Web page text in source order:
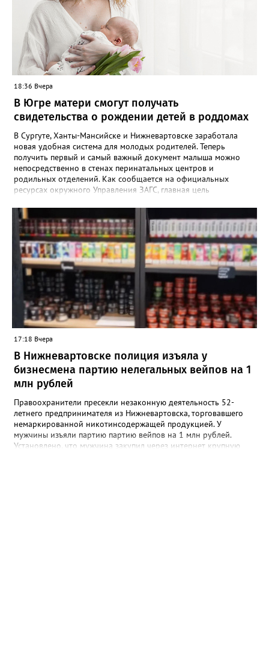
пропажи детей в ХМАО фиксировались в Нижневартовске и
Сургуте.
18:36 Вчера
В Югре матери смогут получать
свидетельства о рождении детей в роддомах
В Сургуте, Ханты-Мансийске и Нижневартовске заработала
новая удобная система для молодых родителей. Теперь
получить первый и самый важный документ малыша можно
непосредственно в стенах перинатальных центров и
родильных отделений. Как сообщается на официальных
ресурсах окружного Управления ЗАГС, главная цель
бюрократии в первые дни после выписки. Специалисты начали
вести прием прямо на базе крупнейших медицинских
учреждений региона. «Теперь мамочкам и их родным не нужно
специально искать время, записываться и ехать в отдел ЗАГС.
Вся процедура регистрации рождения проходит в комфортной
обстановке, пока семья еще находится в больнице», —
подчеркивают в ведомстве. Информацию о графике работы
новых кабинетов в Сургуте, Ханты-Мансийске и
Нижневартовске обещают опубликовать в ближайшее время
на официальных страницах ведомств.
17:18 Вчера
В Нижневартовске полиция изъяла у
бизнесмена партию нелегальных вейпов на 1
млн рублей
Правоохранители пресекли незаконную деятельность 52-
летнего предпринимателя из Нижневартовска, торговавшего
немаркированной никотинсодержащей продукцией. У
мужчины изъяли партию партию вейпов на 1 млн рублей.
Установлено, что мужчина закупил через интернет крупную